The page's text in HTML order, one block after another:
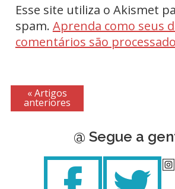
Esse site utiliza o Akismet
spam. Aprenda como seus
comentários são
« Artigos
anteriores
@ Segue a